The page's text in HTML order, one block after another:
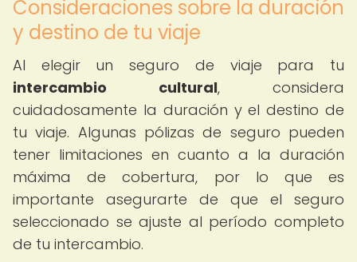
Consideraciones sobre la duración
y destino de tu viaje
Al elegir un seguro de viaje para tu
intercambio cultural, considera
cuidadosamente la duración y el destino de
tu viaje. Algunas pólizas de seguro pueden
tener limitaciones en cuanto a la duración
máxima de cobertura, por lo que es
importante asegurarte de que el seguro
seleccionado se ajuste al período completo
de tu intercambio.